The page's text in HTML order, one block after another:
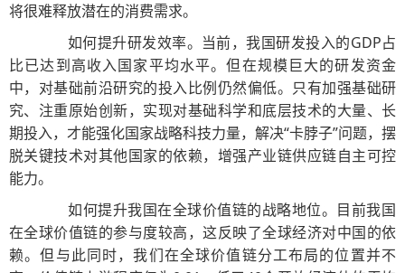
将很难释放潜在的消费需求。
如何提升研发效率。当前，我国研发投入的GDP占
比已达到高收入国家平均水平。但在规模巨大的研发资金
中，对基础前沿研究的投入比例仍然偏低。只有加强基础研
究、注重原始创新，实现对基础科学和底层技术的大量、长
期投入，才能强化国家战略科技力量，解决“卡脖子”问题，摆
脱关键技术对其他国家的依赖，增强产业链供应链自主可控
能力。
如何提升我国在全球价值链的战略地位。目前我国
在全球价值链的参与度较高，这反映了全球经济对中国的依
赖。但与此同时，我们在全球价值链分工布局的位置并不